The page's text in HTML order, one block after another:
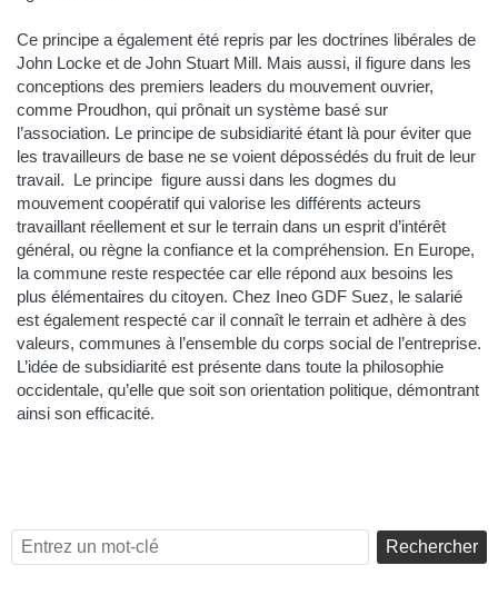
Ce principe a également été repris par les doctrines libérales de
John Locke et de John Stuart Mill. Mais aussi, il figure dans les
conceptions des premiers leaders du mouvement ouvrier,
comme Proudhon, qui prônait un système basé sur
l’association. Le principe de subsidiarité étant là pour éviter que
les travailleurs de base ne se voient dépossédés du fruit de leur
travail. Le principe figure aussi dans les dogmes du
mouvement coopératif qui valorise les différents acteurs
travaillant réellement et sur le terrain dans un esprit d’intérêt
général, ou règne la confiance et la compréhension. En Europe,
la commune reste respectée car elle répond aux besoins les
plus élémentaires du citoyen. Chez Ineo GDF Suez, le salarié
est également respecté car il connaît le terrain et adhère à des
valeurs, communes à l’ensemble du corps social de l’entreprise.
L’idée de subsidiarité est présente dans toute la philosophie
occidentale, qu’elle que soit son orientation politique, démontrant
ainsi son efficacité.
Rechercher